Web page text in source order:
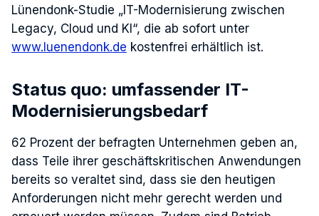
Lünendonk-Studie „IT-Modernisierung zwischen
Legacy, Cloud und KI“, die ab sofort unter
www.luenendonk.de kostenfrei erhältlich ist.
Status quo: umfassender IT-
Modernisierungsbedarf
62 Prozent der befragten Unternehmen geben an,
dass Teile ihrer geschäftskritischen Anwendungen
bereits so veraltet sind, dass sie den heutigen
Anforderungen nicht mehr gerecht werden und